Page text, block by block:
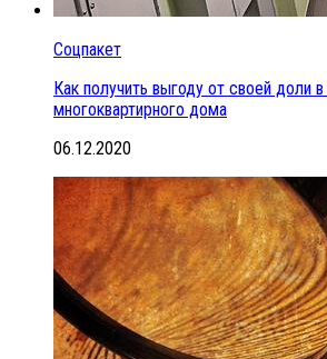
Соцпакет
Как получить выгоду от своей
многоквартирного дома
06.12.2020